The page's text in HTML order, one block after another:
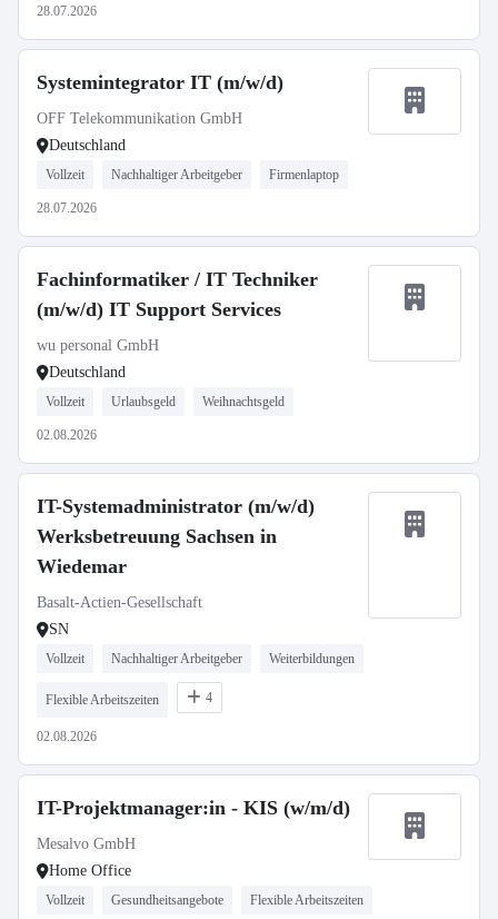
28.07.2026
Systemintegrator IT (m/w/d)
OFF Telekommunikation GmbH
Deutschland
Vollzeit Nachhaltiger Arbeitgeber Firmenlaptop
28.07.2026
Fachinformatiker / IT Techniker
(m/w/d) IT Support Services
wu personal GmbH
Deutschland
Vollzeit Urlaubsgeld Weihnachtsgeld
02.08.2026
IT-Systemadministrator (m/w/d)
Werksbetreuung Sachsen in
Wiedemar
Basalt-Actien-Gesellschaft
SN
Vollzeit Nachhaltiger Arbeitgeber Weiterbildungen
Flexible Arbeitszeiten 4
02.08.2026
IT-Projektmanager:in - KIS (w/m/d)
Mesalvo GmbH
Home Office
Vollzeit Gesundheitsangebote Flexible Arbeitszeiten